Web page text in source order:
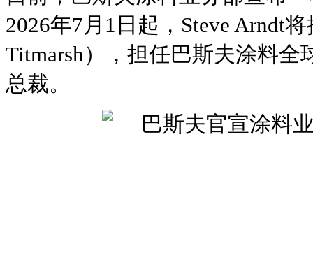
2026年7月1日起，Steve Arndt
Titmarsh），担任巴斯夫涂料
总裁。